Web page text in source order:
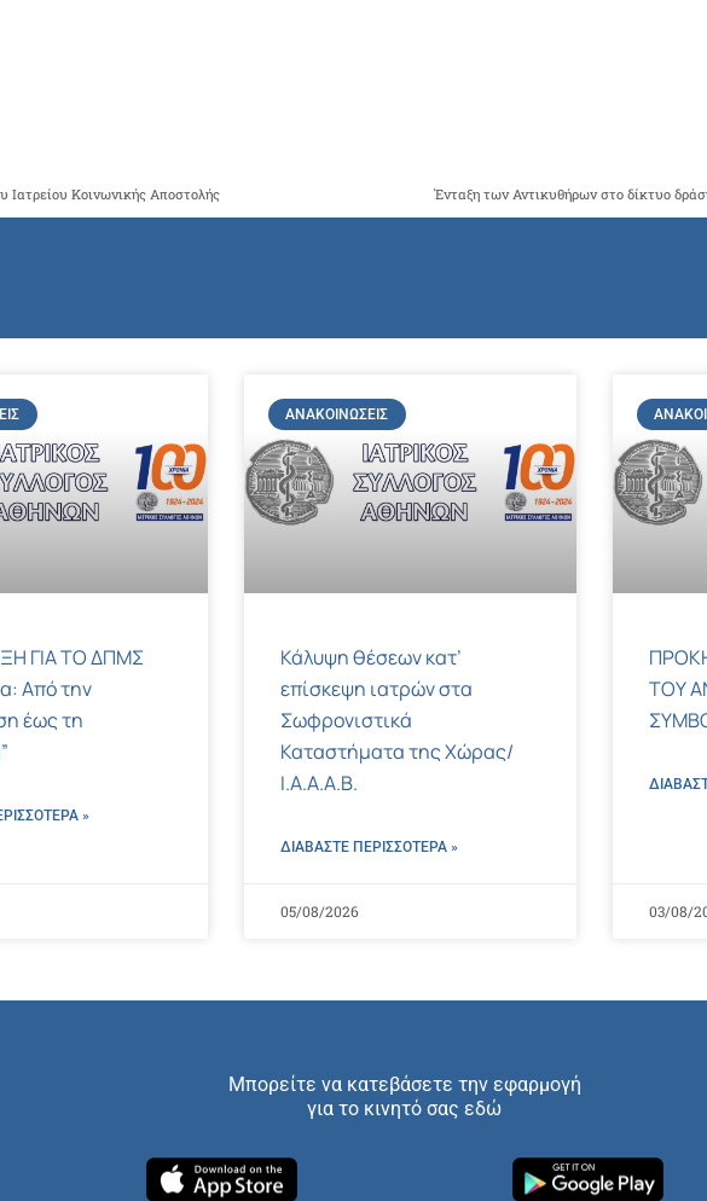
Ιατρείου Κοινωνικής Αποστολής Ένταξη των Αντικυθήρων στο δίκτυο
ΓΙΑ ΤΟ ΔΠΜΣ
Από την
έως τη
»
ΑΝΑΚΟΙΝΏΣΕΙΣ
Κάλυψη θέσεων κατ’
επίσκεψη ιατρών στα
Σωφρονιστικά
Καταστήματα της Χώρας/
Ι.Α.Α.Α.Β.
ΔΙΑΒΑΣΤΕ ΠΕΡΙΣΣΌΤΕΡΑ »
05/08/2026
ΤΟΥ
03/08/
Μπορείτε να κατεβάσετε την εφαρμογή
για το κινητό σας εδώ